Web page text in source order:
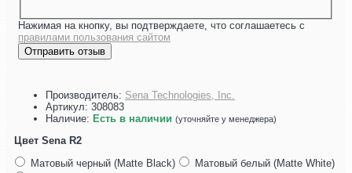
Нажимая на кнопку, вы подтверждаете, что соглашаетесь с
правилами пользования сайтом
Отправить отзыв
Производитель: Sena Technologies, Inc.
Артикул: 308083
Наличие: Есть в наличии (уточняйте у менеджера)
Цвет Sena R2
Матовый черный (Matte Black)
Матовый белый (Matte White)